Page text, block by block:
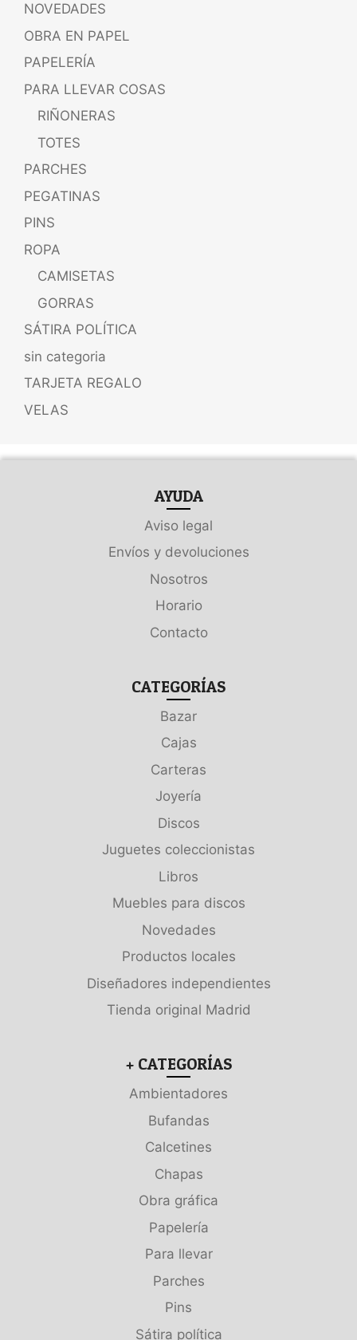
NOVEDADES
OBRA EN PAPEL
PAPELERÍA
PARA LLEVAR COSAS
RIÑONERAS
TOTES
PARCHES
PEGATINAS
PINS
ROPA
CAMISETAS
GORRAS
SÁTIRA POLÍTICA
sin categoria
TARJETA REGALO
VELAS
AYUDA
Aviso legal
Envíos y devoluciones
Nosotros
Horario
Contacto
CATEGORÍAS
Bazar
Cajas
Carteras
Joyería
Discos
Juguetes coleccionistas
Libros
Muebles para discos
Novedades
Productos locales
Diseñadores independientes
Tienda original Madrid
+ CATEGORÍAS
Ambientadores
Bufandas
Calcetines
Chapas
Obra gráfica
Papelería
Para llevar
Parches
Pins
Sátira política